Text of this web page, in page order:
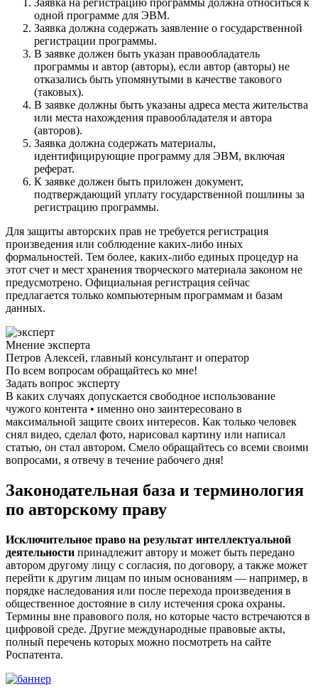
Заявка на регистрацию программы должна относиться к
одной программе для ЭВМ.
Заявка должна содержать заявление о государственной
регистрации программы.
В заявке должен быть указан правообладатель
программы и автор (авторы), если автор (авторы) не
отказались быть упомянутыми в качестве такового
(таковых).
В заявке должны быть указаны адреса места жительства
или места нахождения правообладателя и автора
(авторов).
Заявка должна содержать материалы,
идентифицирующие программу для ЭВМ, включая
реферат.
К заявке должен быть приложен документ,
подтверждающий уплату государственной пошлины за
регистрацию программы.
Для защиты авторских прав не требуется регистрация
произведения или соблюдение каких-либо иных
формальностей. Тем более, каких-либо единых процедур на
этот счет и мест хранения творческого материала законом не
предусмотрено. Официальная регистрация сейчас
предлагается только компьютерным программам и базам
данных.
Мнение эксперта
Петров Алексей, главный консультант и оператор
По всем вопросам обращайтесь ко мне!
Задать вопрос эксперту
В каких случаях допускается свободное использование
чужого контента • именно оно заинтересовано в
максимальной защите своих интересов. Как только человек
снял видео, сделал фото, нарисовал картину или написал
статью, он стал автором. Смело обращайтесь со всеми своими
вопросами, я отвечу в течение рабочего дня!
Законодательная база и терминология
по авторскому праву
Исключительное право на результат интеллектуальной
деятельности принадлежит автору и может быть передано
автором другому лицу с согласия, по договору, а также может
перейти к другим лицам по иным основаниям — например, в
порядке наследования или после перехода произведения в
общественное достояние в силу истечения срока охраны.
Термины вне правового поля, но которые часто встречаются в
цифровой среде. Другие международные правовые акты,
полный перечень которых можно посмотреть на сайте
Роспатента.